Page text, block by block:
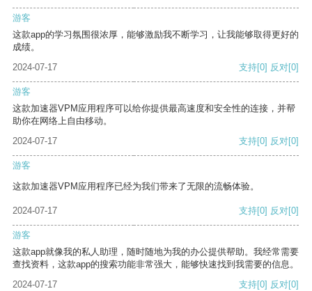
游客
这款app的学习氛围很浓厚，能够激励我不断学习，让我能够取得更好的
成绩。
2024-07-17
支持[0] 反对[0]
游客
这款加速器VPM应用程序可以给你提供最高速度和安全性的连接，并帮
助你在网络上自由移动。
2024-07-17
支持[0] 反对[0]
游客
这款加速器VPM应用程序已经为我们带来了无限的流畅体验。
2024-07-17 支持[0] 反对[0]
游客
这款app就像我的私人助理，随时随地为我的办公提供帮助。我经常需要
查找资料，这款app的搜索功能非常强大，能够快速找到我需要的信息。
2024-07-17
支持[0] 反对[0]